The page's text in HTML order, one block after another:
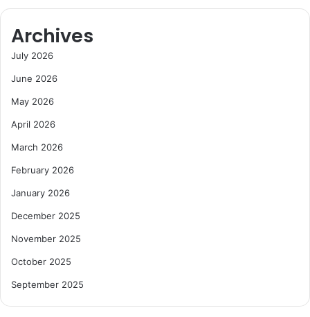
Archives
July 2026
June 2026
May 2026
April 2026
March 2026
February 2026
January 2026
December 2025
November 2025
October 2025
September 2025